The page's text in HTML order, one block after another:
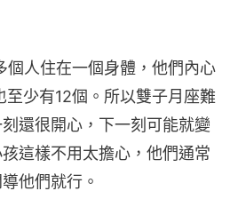
個人住在一個身體，他們內心
少有12個。所以雙子月座難
還很開心，下一刻可能就變
這樣不用太擔心，他們通常
他們就行。